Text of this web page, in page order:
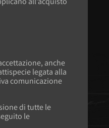
anche
legata alla
comunicazione
di tutte le
le